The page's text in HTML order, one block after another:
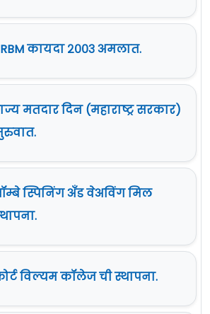
कायदा २००३ अमलात.
मतदार दिन (महाराष्ट्र सरकार)
स्पिनिंग अँड वेअविंग मिल
विल्यम कॉलेज ची स्थापना.